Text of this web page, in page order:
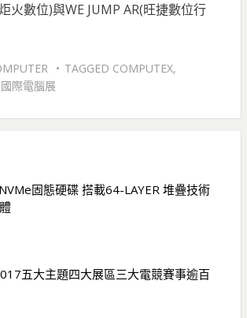
火數位)與WE JUMP AR(旺捷數位行
TAGGED COMPUTEX,
際電腦展
固態硬碟 搭載64-LAYER 堆疊技術
五大主題四大展區三大電競賽事逾百